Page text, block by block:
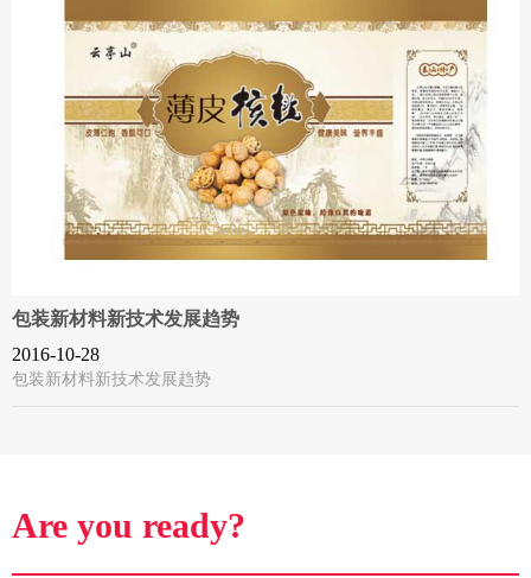
包装新材料新技术发展趋势
2016-10-28
包装新材料新技术发展趋势
Are you ready?